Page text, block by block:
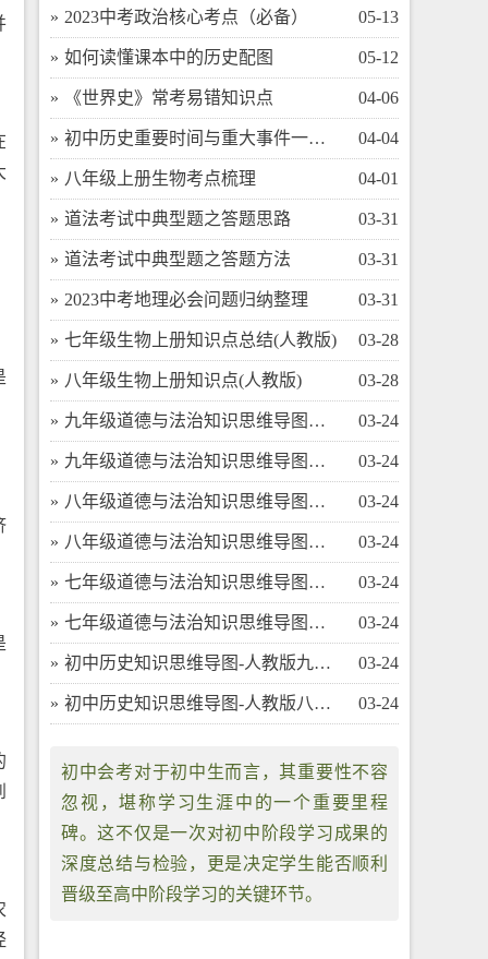
​2023中考政治核心考点（必备） 05-13
​如何读懂课本中的历史配图 05-12
​《世界史》常考易错知识点 04-06
​初中历史重要时间与重大事件一览表 04-04
​八年级上册生物考点梳理 04-01
​道法考试中典型题之答题思路 03-31
​道法考试中典型题之答题方法 03-31
​2023中考地理必会问题归纳整理 03-31
​七年级生物上册知识点总结(人教版) 03-28
​八年级生物上册知识点(人教版) 03-28
​九年级道德与法治知识思维导图（下） 03-24
​九年级道德与法治知识思维导图（上） 03-24
​八年级道德与法治知识思维导图（下） 03-24
​八年级道德与法治知识思维导图（上） 03-24
​七年级道德与法治知识思维导图（下） 03-24
​七年级道德与法治知识思维导图（上） 03-24
​初中历史知识思维导图-人教版九年级（上） 03-24
​初中历史知识思维导图-人教版八年级（下） 03-24
初中会考对于初中生而言，其重要性不容
忽视，堪称学习生涯中的一个重要里程
碑。这不仅是一次对初中阶段学习成果的
深度总结与检验，更是决定学生能否顺利
晋级至高中阶段学习的关键环节。